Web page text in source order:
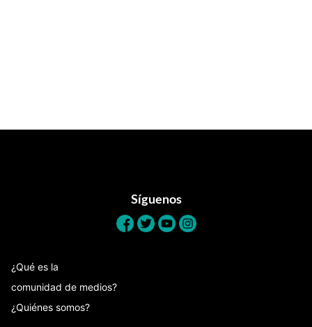
Síguenos
¿Qué es la
comunidad de medios?
¿Quiénes somos?